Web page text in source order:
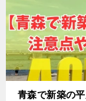
青森で新築の